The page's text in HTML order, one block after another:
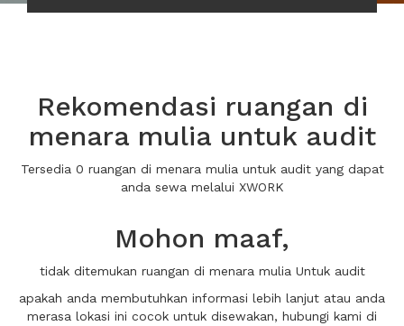
Rekomendasi ruangan di
menara mulia untuk audit
Tersedia 0 ruangan di menara mulia untuk audit yang dapat
anda sewa melalui XWORK
Mohon maaf,
tidak ditemukan ruangan di menara mulia Untuk audit
apakah anda membutuhkan informasi lebih lanjut atau anda
merasa lokasi ini cocok untuk disewakan, hubungi kami di